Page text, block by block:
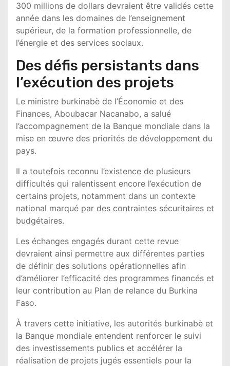
300 millions de dollars devraient être validés cette
année dans les domaines de l’enseignement
supérieur, de la formation professionnelle, de
l’énergie et des services sociaux.
Des défis persistants dans
l’exécution des projets
Le ministre burkinabè de l’Économie et des
Finances, Aboubacar Nacanabo, a salué
l’accompagnement de la Banque mondiale dans la
mise en œuvre des priorités de développement du
pays.
Il a toutefois reconnu l’existence de plusieurs
difficultés qui ralentissent encore l’exécution de
certains projets, notamment dans un contexte
national marqué par des contraintes sécuritaires et
budgétaires.
Les échanges engagés durant cette revue
devraient ainsi permettre aux différentes parties
de définir des solutions opérationnelles afin
d’améliorer l’efficacité des programmes financés et
leur contribution au Plan de relance du Burkina
Faso.
À travers cette initiative, les autorités burkinabè et
la Banque mondiale entendent renforcer le suivi
des investissements publics et accélérer la
réalisation de projets jugés essentiels pour la